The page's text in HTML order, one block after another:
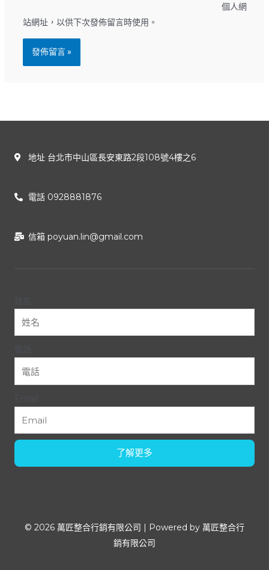
*
址
個人網
站網址，以供下次發佈留言時使用。
地址 台北市中山區長安東路2段108號4樓之6
電話 0928881876
信箱 poyuan.lin@gmail.com
了解更多
© 2026 萬匠整合行銷有限公司 | Powered by 萬匠整合行
銷有限公司